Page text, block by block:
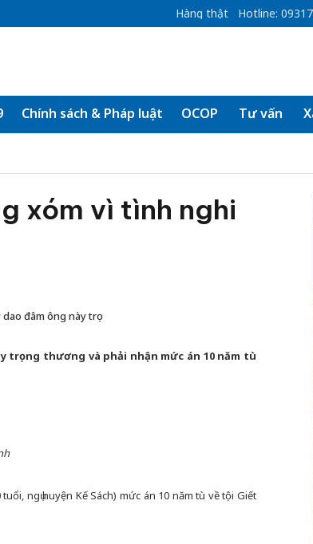
Hàng thật Hotline:
Chính sách & Pháp luật OCOP Tư vấn
xóm vì tình nghi
dao đâm ông này trọ
trọng thương và phải nhận mức án 10 năm tù
ngụ huyện Kế Sách) mức án 10 năm tù về tội Giết